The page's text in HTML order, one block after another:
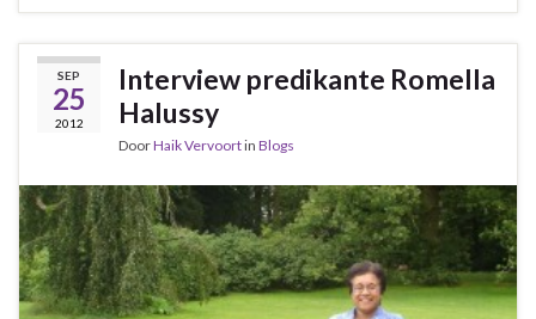
SEP
25
2012
Interview predikante Romella
Halussy
DoorHaik Vervoortin Blogs